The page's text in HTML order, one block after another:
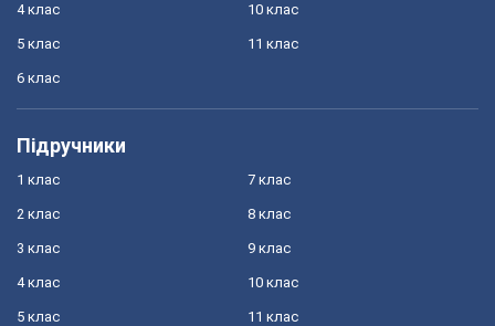
4 клас
5 клас
6 клас
10 клас
11 клас
Підручники
1 клас
2 клас
3 клас
4 клас
5 клас
7 клас
8 клас
9 клас
10 клас
11 клас